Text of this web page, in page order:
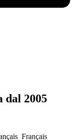
dal 2005
Français